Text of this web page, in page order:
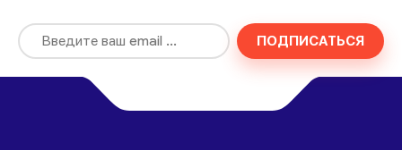
ПОДПИСАТЬСЯ